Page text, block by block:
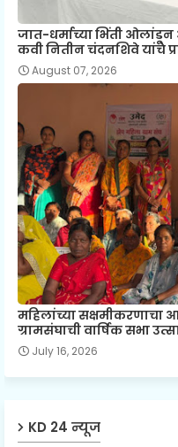
जात-धर्माच्या भिंती
कवी नितीन चंदनशिवे यांचे
August 07, 2026
महिलांच्या सक्षमीकरणाचा
ग्रामसंघाची वार्षिक सभा
July 16, 2026
KD 24 न्यूज